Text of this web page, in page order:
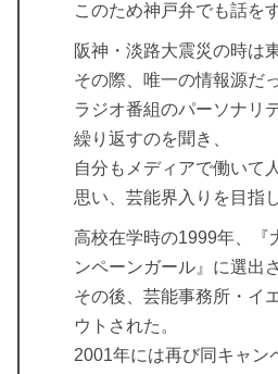
このため神戸弁でも話を
阪神・淡路大震災の時は
その際、唯一の情報源だ
ラジオ番組のパーソナリ
繰り返すのを聞き、
自分もメディアで働いて
思い、芸能界入りを目指
高校在学時の1999年、『
ンペーンガール』に選出
その後、芸能事務所・イ
ウトされた。
2001年には再び同キャン